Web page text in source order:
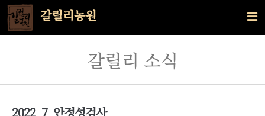
갈릴리농원
갈릴리 소식